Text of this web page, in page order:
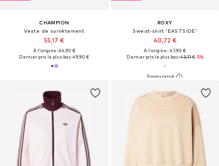
CHAMPION
Veste de survêtement
55,17 €
À l'origine : 64,90 €
Dernier prix le plus bas :49,90 €
ROXY
Sweat-shirt 'EASTSIDE'
40,72 €
À l'origine : 47,90 €
Dernier prix le plus bas :43,11 €-5%